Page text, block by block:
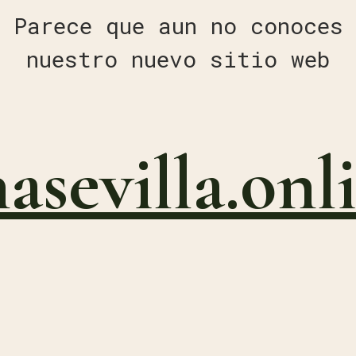
Parece que aun no conoces
nuestro nuevo sitio web